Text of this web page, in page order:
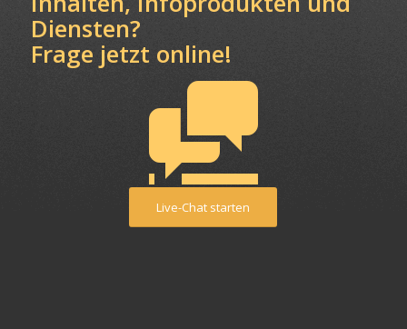
Diensten?
Frage jetzt online!
Live-Chat starten